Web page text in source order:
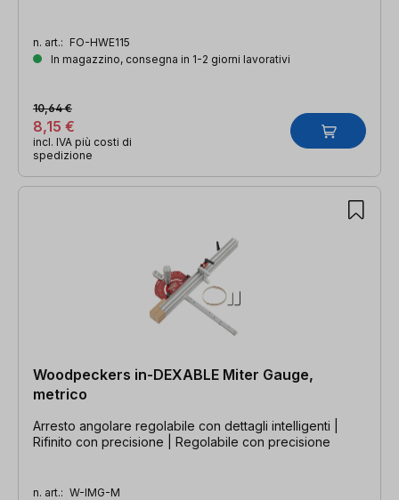
n. art.: FO-HWE115
In magazzino, consegna in 1-2 giorni lavorativi
8,15 €
10,64 €
incl. IVA più costi di
spedizione
Woodpeckers in-DEXABLE Miter Gauge,
metrico
Arresto angolare regolabile con dettagli intelligenti |
Rifinito con precisione | Regolabile con precisione
n. art.: W-IMG-M